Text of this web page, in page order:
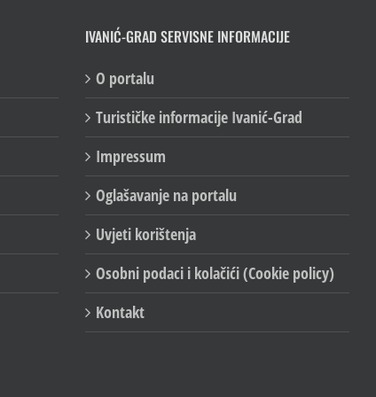
IVANIĆ-GRAD SERVISNE INFORMACIJE
O portalu
Turističke informacije Ivanić-Grad
Impressum
Oglašavanje na portalu
Uvjeti korištenja
Osobni podaci i kolačići (Cookie policy)
Kontakt